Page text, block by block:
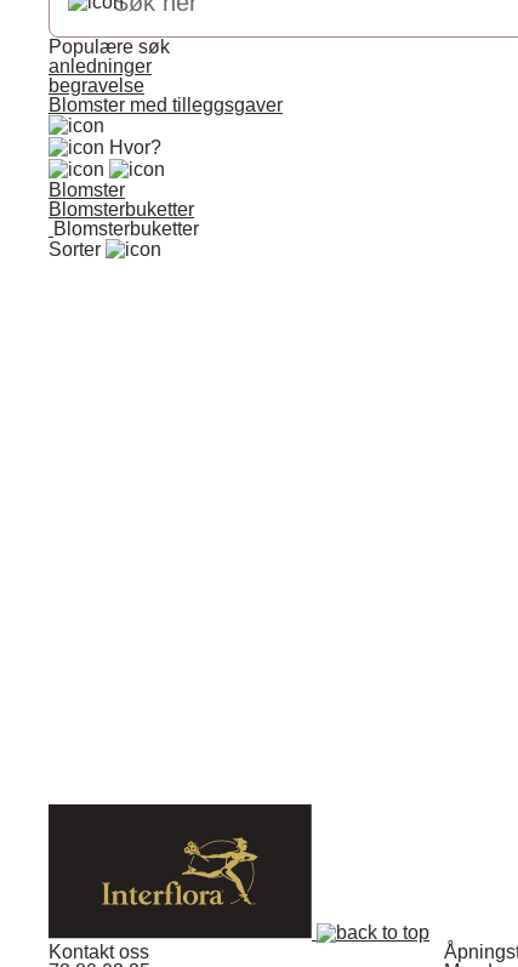
Populære søk
anledninger
begravelse
Blomster med tilleggsgaver
Hvor?
Blomster
Blomsterbuketter
Blomsterbuketter
Sorter
Kontakt oss